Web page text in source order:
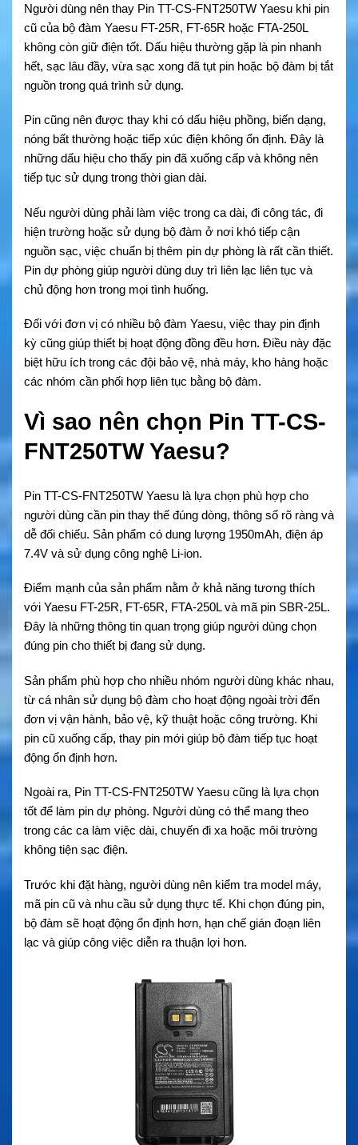
Người dùng nên thay Pin TT-CS-FNT250TW Yaesu khi pin
cũ của bộ đàm Yaesu FT-25R, FT-65R hoặc FTA-250L
không còn giữ điện tốt. Dấu hiệu thường gặp là pin nhanh
hết, sạc lâu đầy, vừa sạc xong đã tụt pin hoặc bộ đàm bị tắt
nguồn trong quá trình sử dụng.
Pin cũng nên được thay khi có dấu hiệu phồng, biến dạng,
nóng bất thường hoặc tiếp xúc điện không ổn định. Đây là
những dấu hiệu cho thấy pin đã xuống cấp và không nên
tiếp tục sử dụng trong thời gian dài.
Nếu người dùng phải làm việc trong ca dài, đi công tác, đi
hiện trường hoặc sử dụng bộ đàm ở nơi khó tiếp cận
nguồn sạc, việc chuẩn bị thêm pin dự phòng là rất cần thiết.
Pin dự phòng giúp người dùng duy trì liên lạc liên tục và
chủ động hơn trong mọi tình huống.
Đối với đơn vị có nhiều bộ đàm Yaesu, việc thay pin định
kỳ cũng giúp thiết bị hoạt động đồng đều hơn. Điều này đặc
biệt hữu ích trong các đội bảo vệ, nhà máy, kho hàng hoặc
các nhóm cần phối hợp liên tục bằng bộ đàm.
Vì sao nên chọn Pin TT-CS-
FNT250TW Yaesu?
Pin TT-CS-FNT250TW Yaesu là lựa chọn phù hợp cho
người dùng cần pin thay thế đúng dòng, thông số rõ ràng và
dễ đối chiếu. Sản phẩm có dung lượng 1950mAh, điện áp
7.4V và sử dụng công nghệ Li-ion.
Điểm mạnh của sản phẩm nằm ở khả năng tương thích
với Yaesu FT-25R, FT-65R, FTA-250L và mã pin SBR-25L.
Đây là những thông tin quan trọng giúp người dùng chọn
đúng pin cho thiết bị đang sử dụng.
Sản phẩm phù hợp cho nhiều nhóm người dùng khác nhau,
từ cá nhân sử dụng bộ đàm cho hoạt động ngoài trời đến
đơn vị vận hành, bảo vệ, kỹ thuật hoặc công trường. Khi
pin cũ xuống cấp, thay pin mới giúp bộ đàm tiếp tục hoạt
động ổn định hơn.
Ngoài ra, Pin TT-CS-FNT250TW Yaesu cũng là lựa chọn
tốt để làm pin dự phòng. Người dùng có thể mang theo
trong các ca làm việc dài, chuyến đi xa hoặc môi trường
không tiện sạc điện.
Trước khi đặt hàng, người dùng nên kiểm tra model máy,
mã pin cũ và nhu cầu sử dụng thực tế. Khi chọn đúng pin,
bộ đàm sẽ hoạt động ổn định hơn, hạn chế gián đoạn liên
lạc và giúp công việc diễn ra thuận lợi hơn.